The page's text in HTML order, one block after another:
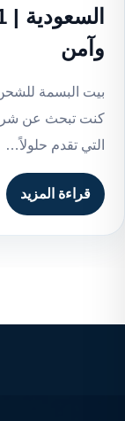
وآمن
بيت البسمة
كنت تبحث عن
التي تقدم حلولاً…
قراءة المزيد